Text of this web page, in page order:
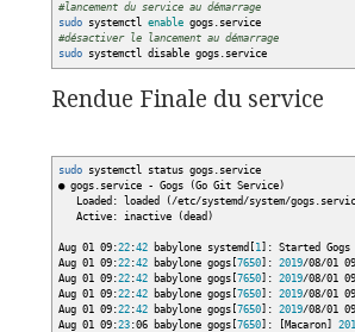
#lancement du service au démarrage
sudo systemctlenable gogs.service
#désactiver le lancement au démarrage
sudo systemctl disable gogs.service
Rendue Finale du service
sudo systemctl status gogs.service
● gogs.service - Gogs
(Go Git Service )
Loaded: loaded
( /etc/systemd /system/
Active: inactive
(dead )
Aug 01 09:22 :42 babylone systemd 1 : Started Gogs
Aug 01 09:22 :42 babylone gogs [7650 :2019/08/01
Aug 01 09:22 :42 babylone gogs [7650 :2019/08/01
Aug 01 09:22 :42 babylone gogs [7650 :2019/08/01
Aug 01 09:22 :42 babylone gogs [7650 :2019/08/01
Aug 01 09:23 :06 babylone gogs [7650 : Macaron